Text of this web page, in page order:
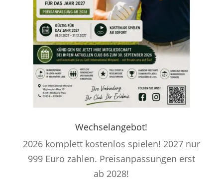
Wechselangebot!
2026 komplett kostenlos spielen! 2027 nur
999 Euro zahlen. Preisanpassungen erst
ab 2028!